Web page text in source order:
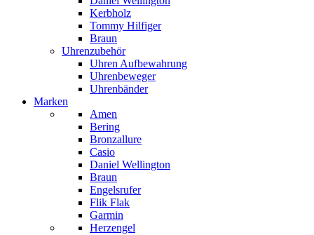
Kerbholz
Tommy Hilfiger
Braun
Uhrenzubehör
Uhren Aufbewahrung
Uhrenbeweger
Uhrenbänder
Marken
Amen
Bering
Bronzallure
Casio
Daniel Wellington
Braun
Engelsrufer
Flik Flak
Garmin
Herzengel